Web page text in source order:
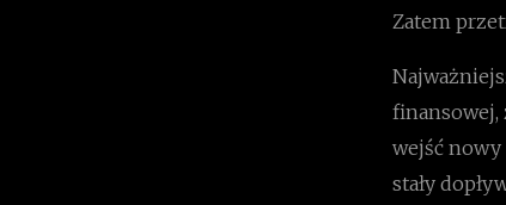
Zatem
finansowej,
wejść nowy
stały